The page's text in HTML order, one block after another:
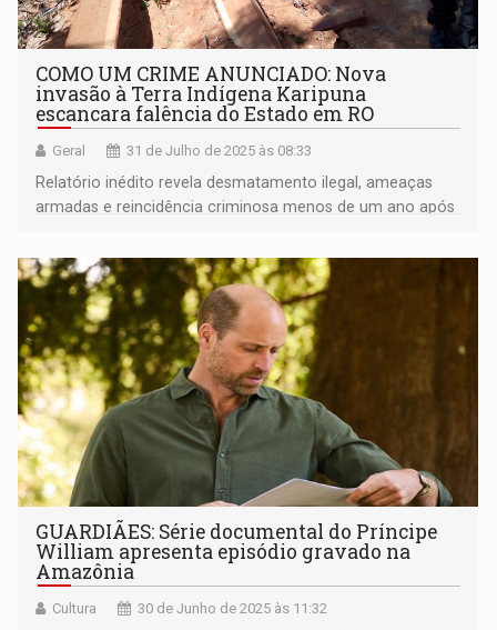
COMO UM CRIME ANUNCIADO: Nova
invasão à Terra Indígena Karipuna
escancara falência do Estado em RO
Geral 31 de Julho de 2025 às 08:33
Relatório inédito revela desmatamento ilegal, ameaças
armadas e reincidência criminosa menos de um ano após
GUARDIÃES: Série documental do Príncipe
William apresenta episódio gravado na
Amazônia
Cultura 30 de Junho de 2025 às 11:32